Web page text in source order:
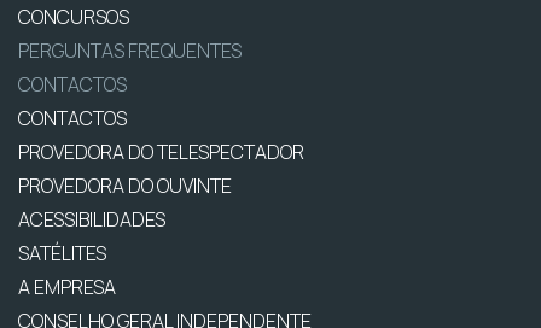
CONCURSOS
PERGUNTAS FREQUENTES
CONTACTOS
CONTACTOS
PROVEDORA DO TELESPECTADOR
PROVEDORA DO OUVINTE
ACESSIBILIDADES
SATÉLITES
A EMPRESA
CONSELHO GERAL INDEPENDENTE